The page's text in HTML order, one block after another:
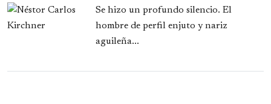
Se hizo un profundo silencio. El
hombre de perfil enjuto y nariz
aguileña...